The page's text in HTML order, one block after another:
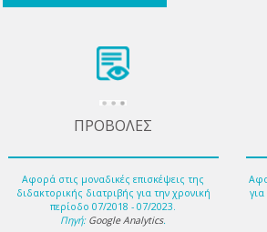
ΠΡΟΒΟΛΕΣ
Αφορά στις μοναδικές επισκέψεις της
διδακτορικής διατριβής για την χρονική
περίοδο 07/2018 - 07/2023.
Πηγή: Google Analytics.